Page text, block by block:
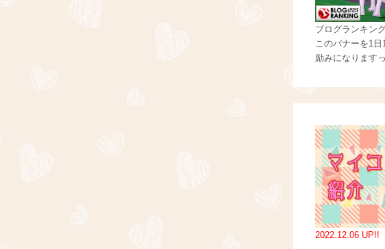
ブログランキン
このバナーを1日
励みになります
2022.12.06 UP!!